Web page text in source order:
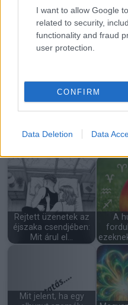
I want to allow Google
related to security,
functionality and fraud
user protection.
CONFIRM
Data Deletion Data
Fáradtság, fájdalom,
alvászavar: amikor a
csillagjegyeknek ma
Rejtett üzenetek az
éjszaka csendjében:
Mit árul el…
A
Mit jelent, ha egy